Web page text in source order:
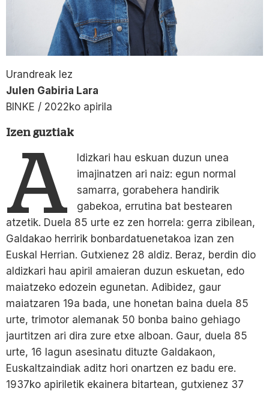
Urandreak lez
Julen Gabiria Lara
BINKE / 2022ko apirila
Izen guztiak
A
ldizkari hau eskuan duzun unea
imajinatzen ari naiz: egun normal
samarra, gorabehera handirik
gabekoa, errutina bat bestearen
atzetik. Duela 85 urte ez zen horrela: gerra zibilean,
Galdakao herririk bonbardatuenetakoa izan zen
Euskal Herrian. Gutxienez 28 aldiz. Beraz, berdin dio
aldizkari hau apiril amaieran duzun eskuetan, edo
maiatzeko edozein egunetan. Adibidez, gaur
maiatzaren 19a bada, une honetan baina duela 85
urte, trimotor alemanak 50 bonba baino gehiago
jaurtitzen ari dira zure etxe alboan. Gaur, duela 85
urte, 16 lagun asesinatu dituzte Galdakaon,
Euskaltzaindiak aditz hori onartzen ez badu ere.
1937ko apiriletik ekainera bitartean, gutxienez 37